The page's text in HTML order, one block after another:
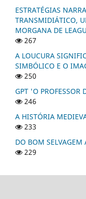
ESTRATÉGIAS
TRANSMIDIÁTICO,
MORGANA DE
267
A LOUCURA
SIMBÓLICO E O
250
GPT 'O PROFESSOR
246
A HISTÓRIA
233
DO BOM SELVAGEM
229